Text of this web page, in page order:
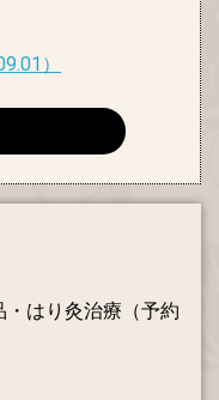
）
はり灸治療（予約